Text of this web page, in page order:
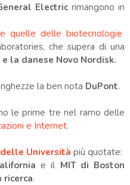
Electricrimangono in
quelle delle biotecnologie
che supera di una
e la danese Novo Nordisk.
la ben nota DuPont.
le prime tre nel ramo delle
e Internet.
Università più quotate:
e il MIT di Boston
ricerca.